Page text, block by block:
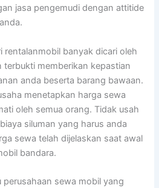
jasa pengemudi dengan attitide
rentalanmobil banyak dicari oleh
terbukti memberikan kepastian
anda beserta barang bawaan.
menetapkan harga sewa
oleh semua orang. Tidak usah
siluman yang harus anda
sewa telah dijelaskan saat awal
bandara.
sewa mobil yang